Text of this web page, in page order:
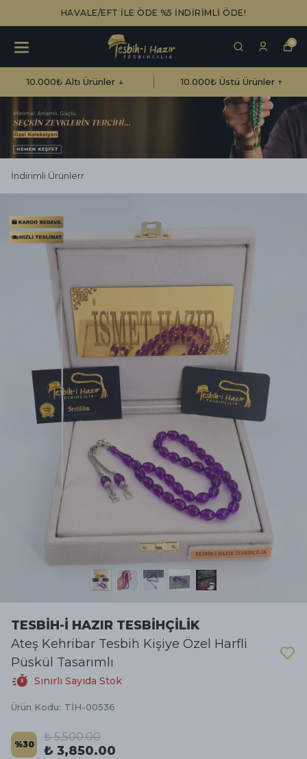
HAVALE/EFT İLE ÖDE %5 İNDİRİMLİ ÖDE!
0
10.000₺ Altı Ürünler ↓ 10.000₺ Üstü Ürünler ↑
İndirimli Ürünlerr
TESBİH-İ HAZIR TESBİHÇİLİK
Ateş Kehribar Tesbih Kişiye Özel Harfli
Püskül Tasarımlı
Sınırlı Sayıda Stok
Ürün Kodu: TİH-00536
%30
₺ 5,500.00
₺ 3,850.00